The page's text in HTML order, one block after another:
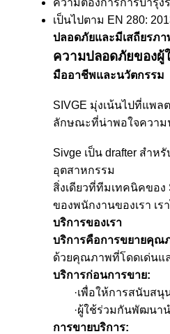
ความต้องการการบำรุง
เป็นไปตาม EN 280:
ปลอดภัยและมีเสถียรภา
ความปลอดภัยของผู้
มืออาชีพและนวัตกรรม
SIVGE มุ่งเน้นไปที่แพ
ลักษณะที่น่าพอใจควา
Sivge เป็น drafter สำ
อุตสาหกรรม
สิ่งเดียวที่ทีมเทคนิคขอ
ของพนักงานของเรา เ
บริการของเรา
บริการคือการขยายคุณ
ด้วยคุณภาพที่โดดเด่นแ
บริการก่อนการขาย:
·เพื่อให้การสนับส
·ผู้ใช้ร่วมกันพัฒนา
การขายบริการ: